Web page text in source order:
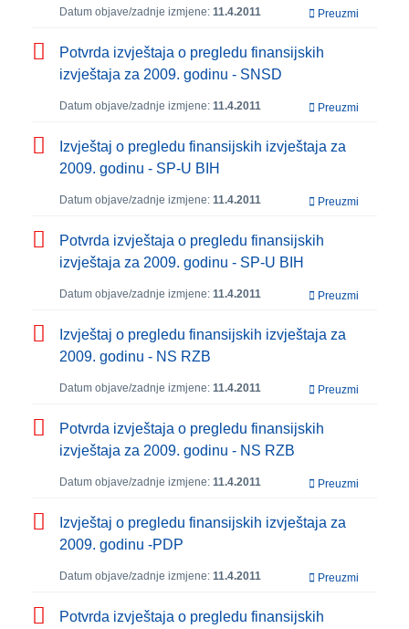
Datum objave/zadnje izmjene: 11.4.2011 Preuzmi
Potvrda izvještaja o pregledu finansijskih
izvještaja za 2009. godinu - SNSD
Datum objave/zadnje izmjene: 11.4.2011 Preuzmi
Izvještaj o pregledu finansijskih izvještaja za
2009. godinu - SP-U BIH
Datum objave/zadnje izmjene: 11.4.2011 Preuzmi
Potvrda izvještaja o pregledu finansijskih
izvještaja za 2009. godinu - SP-U BIH
Datum objave/zadnje izmjene: 11.4.2011 Preuzmi
Izvještaj o pregledu finansijskih izvještaja za
2009. godinu - NS RZB
Datum objave/zadnje izmjene: 11.4.2011 Preuzmi
Potvrda izvještaja o pregledu finansijskih
izvještaja za 2009. godinu - NS RZB
Datum objave/zadnje izmjene: 11.4.2011 Preuzmi
Izvještaj o pregledu finansijskih izvještaja za
2009. godinu -PDP
Datum objave/zadnje izmjene: 11.4.2011 Preuzmi
Potvrda izvještaja o pregledu finansijskih